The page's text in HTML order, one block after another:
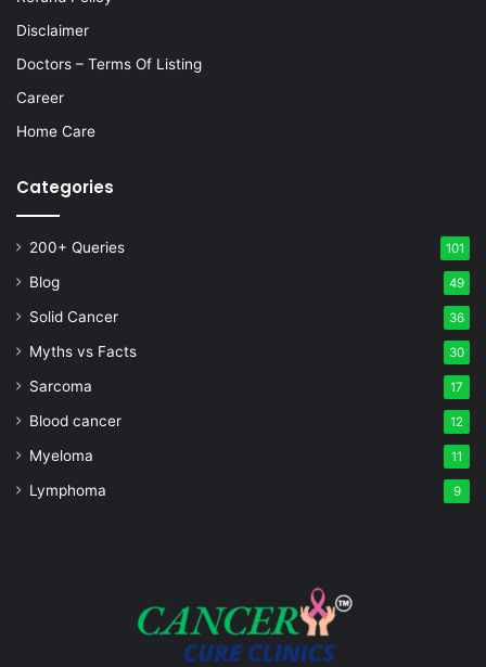
Disclaimer
Doctors – Terms Of Listing
Career
Home Care
Categories
200+ Queries 101
Blog 49
Solid Cancer 36
Myths vs Facts 30
Sarcoma 17
Blood cancer 12
Myeloma 11
Lymphoma 9